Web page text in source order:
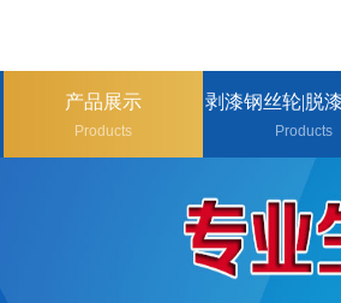
产品展示
Products
剥漆钢丝轮|脱
Products